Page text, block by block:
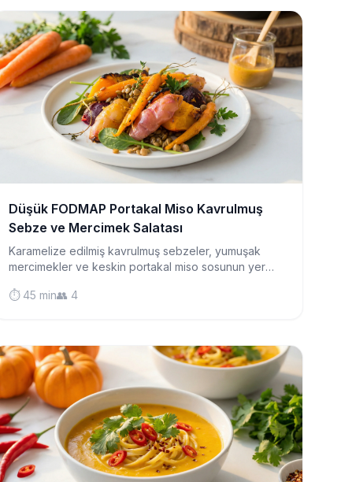
Düşük FODMAP Portakal Miso Kavrulmuş
Sebze ve Mercimek Salatası
Karamelize edilmiş kavrulmuş sebzeler, yumuşak
mercimekler ve keskin portakal miso sosunun yer
⏱️ 45 min👥 4